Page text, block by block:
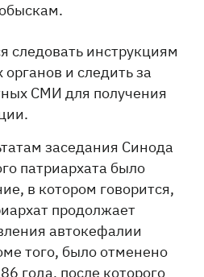
следовать инструкциям
и следить за
СМИ для получения
заседания Синода
патриархата было
в котором говорится,
продолжает
автокефалии
того, было отменено
года, после которого